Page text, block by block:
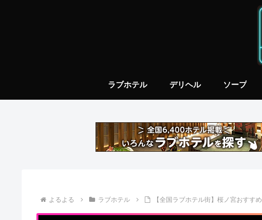
ラブホテル デリヘル ソープ
よるよる ラブホテル 【全国ラブホテル街】桜ノ宮おすすめ